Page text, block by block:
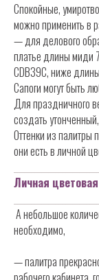
Спокойные,
можно применить в
— для делового
платье длины миди
CDB39C, ниже
Сапоги могут быть
Для праздничного
создать
Оттенки из палитры
они есть в личной
Личная
А небольшое
необходимо,
— палитра